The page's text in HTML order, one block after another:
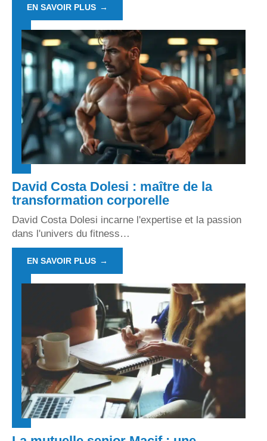
EN SAVOIR PLUS
David Costa Dolesi : maître de la
transformation corporelle
David Costa Dolesi incarne l'expertise et la passion
dans l'univers du fitness…
EN SAVOIR PLUS